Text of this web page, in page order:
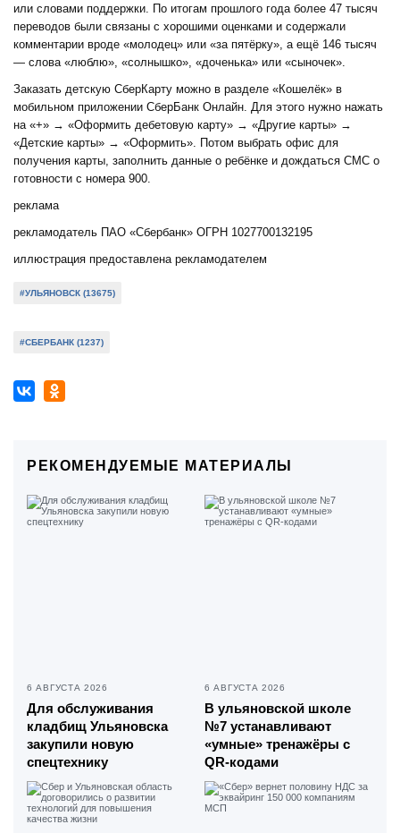
или словами поддержки. По итогам прошлого года более 47 тысяч
переводов были связаны с хорошими оценками и содержали
комментарии вроде «молодец» или «за пятёрку», а ещё 146 тысяч
— слова «люблю», «солнышко», «доченька» или «сыночек».
Заказать детскую СберКарту можно в разделе «Кошелёк» в
мобильном приложении СберБанк Онлайн. Для этого нужно нажать
на «+» → «Оформить дебетовую карту» → «Другие карты» →
«Детские карты» → «Оформить». Потом выбрать офис для
получения карты, заполнить данные о ребёнке и дождаться СМС о
готовности с номера 900.
реклама
рекламодатель ПАО «Сбербанк» ОГРН 1027700132195
иллюстрация предоставлена рекламодателем
#УЛЬЯНОВСК (13675)
#СБЕРБАНК (1237)
РЕКОМЕНДУЕМЫЕ МАТЕРИАЛЫ
6 АВГУСТА 2026
Для обслуживания
кладбищ Ульяновска
закупили новую
спецтехнику
6 АВГУСТА 2026
В ульяновской школе
№7 устанавливают
«умные» тренажёры с
QR-кодами